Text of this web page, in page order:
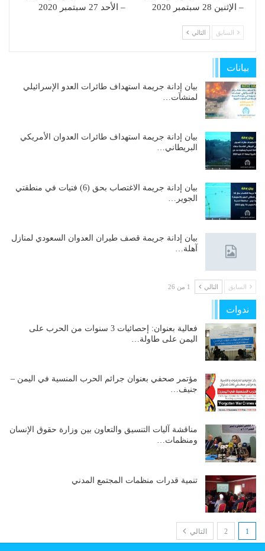
– الإثنين 28 سبتمبر 2020
– الأحد 27 سبتمبر 2020
السابق التالي
بيانات
بيان إدانة جريمة استهداف طائرات العدو الإسرائيلي
لمنشآت…
بيان إدانة جريمة استهداف طائرات العدوان الأمريكي
البريطاني…
بيان إدانة جريمة الاغتصاب بحق (6) فتيات في منطقتي
الجوير…
بيان إدانة جريمة قصف طيران العدوان السعودي لمنازل
آهلة…
السابق التالي 1 من 26
ندوات
فعالية بعنوان: إحصائيات 3 سنوات من الحرب على
اليمن على طاولة…
مؤتمر صحفي بعنوان جرائم الحرب المنسية في اليمن –
جنيف…
مناقشة آليات التنسيق والتعاون بين وزارة حقوق الإنسان
ومنظمات…
تنمية قدرات منظمات المجتمع المدني
1
2 التالي